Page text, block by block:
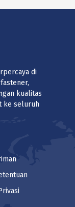
di
kualitas
ke seluruh